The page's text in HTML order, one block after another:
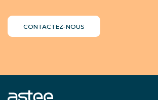
CONTACTEZ-NOUS